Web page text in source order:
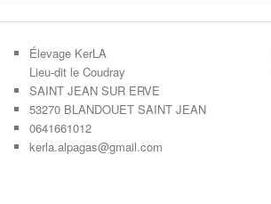
Élevage KerLA
Lieu-dit le Coudray
SAINT JEAN SUR ERVE
53270 BLANDOUET SAINT JEAN
0641661012
kerla.alpagas@gmail.com